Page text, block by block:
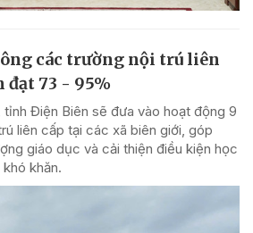
các trường nội trú liên
đạt 73 - 95%
tỉnh Điện Biên sẽ đưa vào hoạt động 9
liên cấp tại các xã biên giới, góp
giáo dục và cải thiện điều kiện học
khăn.